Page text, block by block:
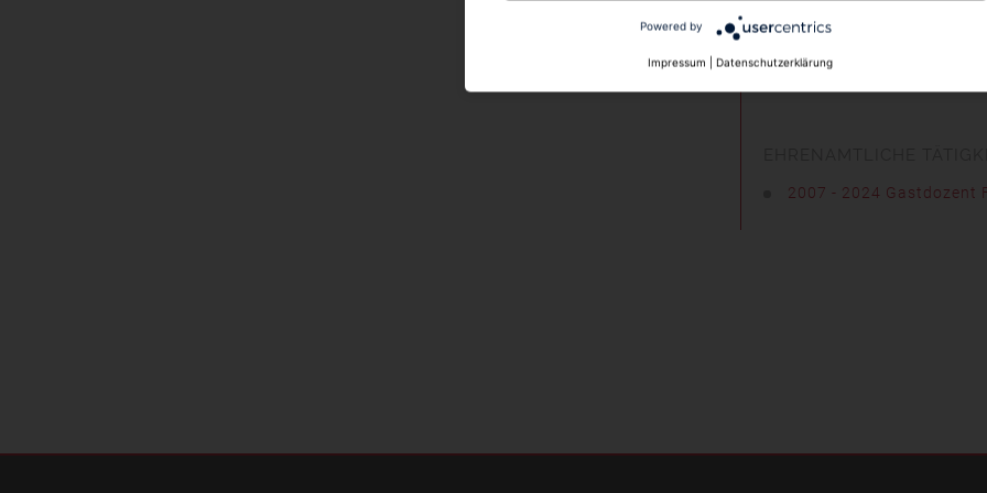
MITGLIEDSCHAFT
Pflichtmitglied in der
2007 - 2024 Gastdozent
Powered by
Impressum | Datenschutzerklärung